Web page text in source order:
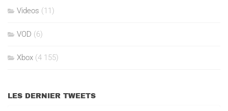
Videos (11)
VOD (6)
Xbox (4 155)
LES DERNIER TWEETS